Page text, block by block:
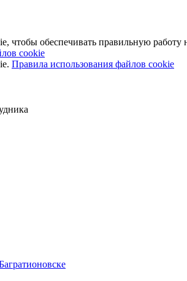
обеспечивать правильную работу
cookie
Правила использования файлов cookie